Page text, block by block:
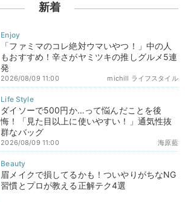
新着
「ファミマのコレ絶対ウマいやつ！」中の人
もおすすめ！辛さがヤミツキの推しグルメ5連
発
michill ライフスタイル
2026/08/09 11:00
ダイソーで500円か…って悩んだことを後
悔！「見た目以上に使いやすい！」通気性抜
群なバッグ
海原藍
2026/08/09 11:00
眉メイクで損してるかも！ついやりがちなNG
習慣とプロが教える正解テク4選